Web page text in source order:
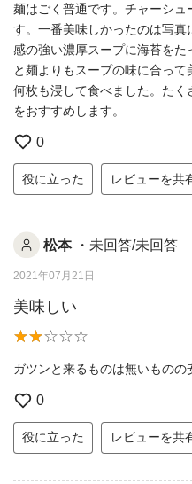
麺はごく普通です。チャーシ
す。一番美味しかったのは写
感の強い濃厚スープに海苔を
と麺よりもスープの味に合っ
何枚も浸して食べました。たく
をおすすめします。
0
役に立った レビューを共
松本 ・未回答/未回答
2021年07月21日
美味しい
ガツンと来るものは無いものの
0
役に立った レビューを共